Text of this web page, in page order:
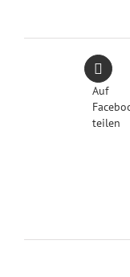
Auf
teilen